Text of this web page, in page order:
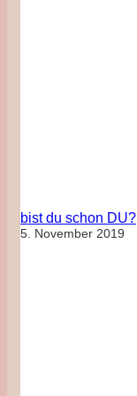
bist du schon DU?
5. November 2019